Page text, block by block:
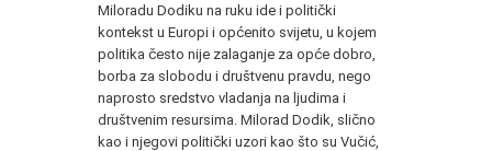
Miloradu Dodiku na ruku ide i politički
kontekst u Europi i općenito svijetu, u kojem
politika često nije zalaganje za opće dobro,
borba za slobodu i društvenu pravdu, nego
naprosto sredstvo vladanja na ljudima i
društvenim resursima. Milorad Dodik, slično
kao i njegovi politički uzori kao što su Vučić,